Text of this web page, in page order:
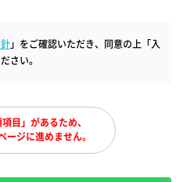
」をご確認いただき、同意の上「入
さい。
目」があるため、
ージに進めません。